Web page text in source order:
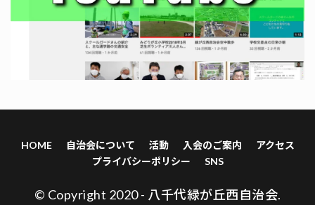
HOME 自治会について 活動 入会のご案内
アクセス
プライバシーポリシー
SNS
© Copyright 2020 - 八千代緑が丘西自治会.